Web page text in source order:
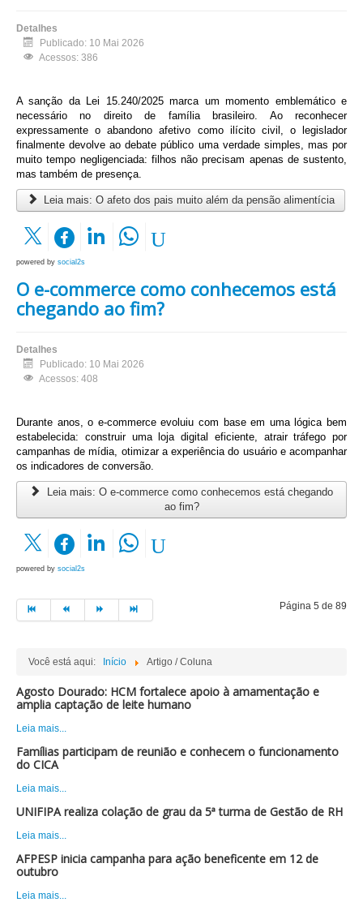
Detalhes
Publicado: 10 Mai 2026
Acessos: 386
A sanção da Lei 15.240/2025 marca um momento emblemático e
necessário no direito de família brasileiro. Ao reconhecer
expressamente o abandono afetivo como ilícito civil, o legislador
finalmente devolve ao debate público uma verdade simples, mas por
muito tempo negligenciada: filhos não precisam apenas de sustento,
mas também de presença.
Leia mais: O afeto dos pais muito além da pensão alimentícia
powered by social2s
O e-commerce como conhecemos está
chegando ao fim?
Detalhes
Publicado: 10 Mai 2026
Acessos: 408
Durante anos, o e-commerce evoluiu com base em uma lógica bem
estabelecida: construir uma loja digital eficiente, atrair tráfego por
campanhas de mídia, otimizar a experiência do usuário e acompanhar
os indicadores de conversão.
Leia mais: O e-commerce como conhecemos está chegando
ao fim?
powered by social2s
Página 5 de 89
Você está aqui: Início Artigo / Coluna
Agosto Dourado: HCM fortalece apoio à amamentação e
amplia captação de leite humano
Leia mais...
Famílias participam de reunião e conhecem o funcionamento
do CICA
Leia mais...
UNIFIPA realiza colação de grau da 5ª turma de Gestão de RH
Leia mais...
AFPESP inicia campanha para ação beneficente em 12 de
outubro
Leia mais...